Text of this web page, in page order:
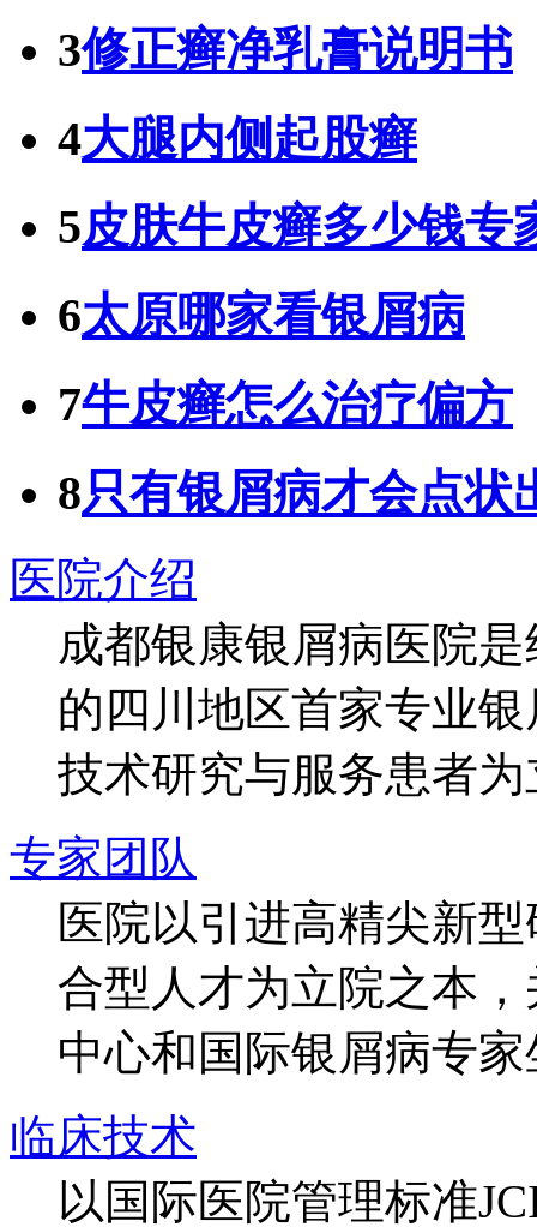
3修正癣净乳膏说明书
4大腿内侧起股癣
5皮肤牛皮癣多少钱专
6太原哪家看银屑病
7牛皮癣怎么治疗偏方
8只有银屑病才会点状
医院介绍
成都银康银屑病医院
的四川地区首家专业
技术研究与服务患者
专家团队
医院以引进高精尖新
合型人才为立院之本
中心和国际银屑病专
临床技术
以国际医院管理标准